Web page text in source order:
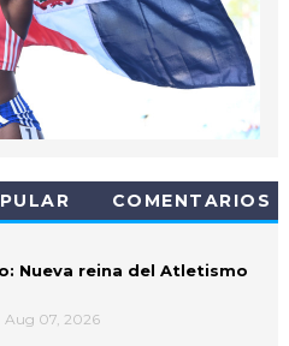
COMENTARIOS
Nueva reina del Atletismo
Aug 07, 2026